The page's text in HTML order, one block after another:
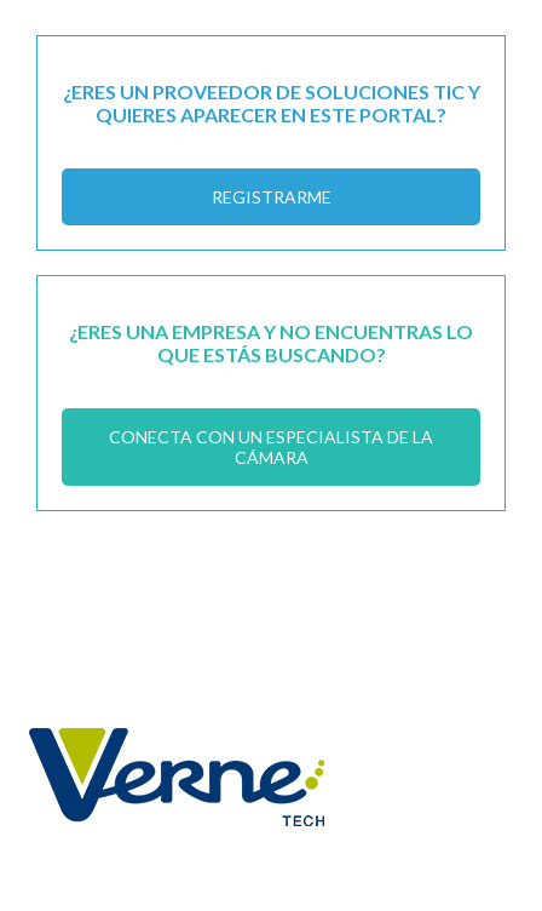
¿ERES UN PROVEEDOR DE SOLUCIONES TIC Y
QUIERES APARECER EN ESTE PORTAL?
REGISTRARME
¿ERES UNA EMPRESA Y NO ENCUENTRAS LO
QUE ESTÁS BUSCANDO?
CONECTA CON UN ESPECIALISTA DE LA
CÁMARA